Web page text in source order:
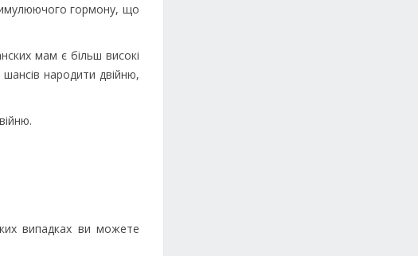
гормону, що
мам є більш високі
народити двійню,
випадках ви можете